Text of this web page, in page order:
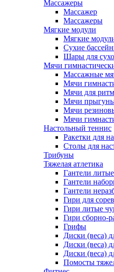
Массажеры
Массажер
Массажеры
Мягкие модули
Мягкие
Сухие
Шары для
Мячи
Массажные
Мячи
Мячи для
Мячи
Мячи
Мячи
Настольный теннис
Ракетки для
Столы для
Трибуны
Тяжелая атлетика
Гантели
Гантели
Гантели
Гири для
Гири литые
Гири сборно-
Грифы
Диски (веса)
Диски (веса)
Диски (веса)
Помосты